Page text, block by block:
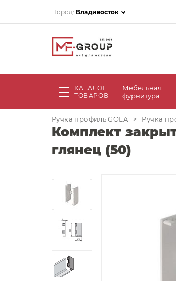
Город: Владивосток
КАТАЛОГ
ТОВАРОВ
Мебельная
фурнитура
Ручка профиль GOLA > Ручка
Комплект
глянец (50)